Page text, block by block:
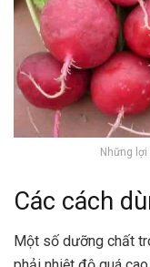
Những
Các cách
Một số dưỡng chất